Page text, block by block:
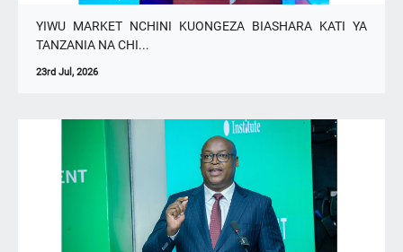
YIWU MARKET NCHINI KUONGEZA BIASHARA KATI YA
TANZANIA NA CHI...
23rd Jul, 2026